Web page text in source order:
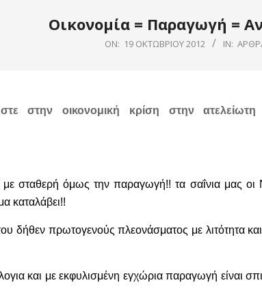
Οικονομία = Παραγωγή =
ON: 19 ΟΚΤΩΒΡΊΟΥ 2012 IN:
στην οικονομική κρίση στην ατελείωτη
με σταθερή όμως την παραγωγή!! τα σαΐνια μας οι
καταλάβει!!
δήθεν πρωτογενούς πλεονάσματος με λιτότητα
και με εκφυλισμένη εγχώρια παραγωγή είναι